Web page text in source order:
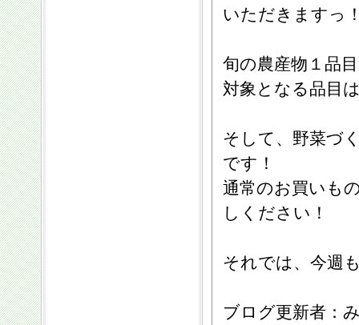
いただきますっ
旬の農産物１品
対象となる品目
そして、野菜づ
です！
通常のお買いも
しください！
それでは、今週
ブログ更新者：